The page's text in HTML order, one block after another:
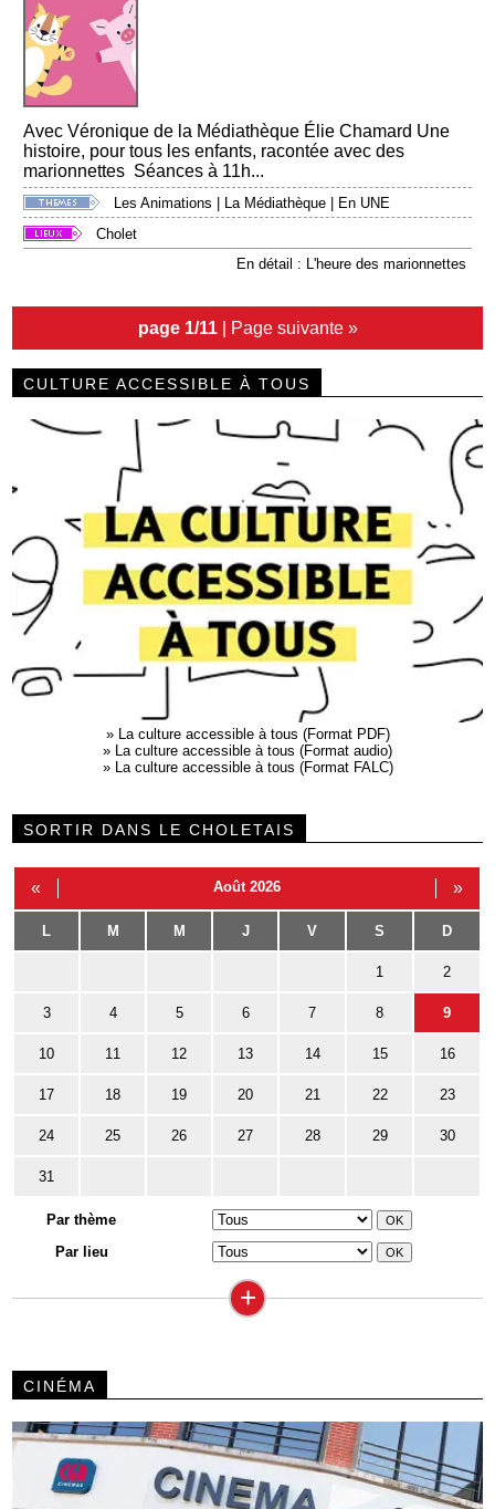
Avec Véronique de la Médiathèque Élie Chamard Une
histoire, pour tous les enfants, racontée avec des
marionnettes Séances à 11h...
Les Animations La Médiathèque
En UNE
Cholet
En détail : L'heure des marionnettes
page 1/11| Page suivante »
CULTURE ACCESSIBLE À TOUS
» La culture accessible à tous (Format PDF)
» La culture accessible à tous (Format audio)
» La culture accessible à tous (Format FALC)
SORTIR DANS LE CHOLETAIS
« Août 2026 »
L M M J V S D
1 2
3 4 5 6 7 8 9
10 11 12 13 14 15 16
17 18 19 20 21 22 23
24 25 26 27 28 29 30
31
Par thème
Par lieu
+
CINÉMA